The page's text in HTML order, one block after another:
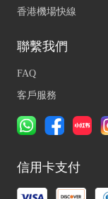
香港機場快線
聯繫我們
FAQ
客戶服務
信用卡支付